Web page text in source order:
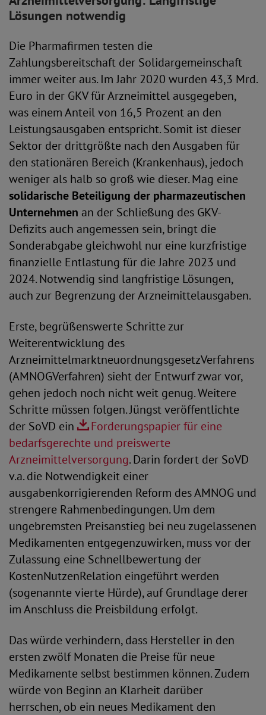
Lösungen notwendig
Die Pharmafirmen testen die
Zahlungsbereitschaft der Solidargemeinschaft
immer weiter aus. Im Jahr 2020 wurden 43,3 Mrd.
Euro in der GKV für Arzneimittel ausgegeben,
was einem Anteil von 16,5 Prozent an den
Leistungsausgaben entspricht. Somit ist dieser
Sektor der drittgrößte nach den Ausgaben für
den stationären Bereich (Krankenhaus), jedoch
weniger als halb so groß wie dieser. Mag eine
solidarische Beteiligung der pharmazeutischen
Unternehmen an der Schließung des GKV-
Defizits auch angemessen sein, bringt die
Sonderabgabe gleichwohl nur eine kurzfristige
finanzielle Entlastung für die Jahre 2023 und
2024. Notwendig sind langfristige Lösungen,
auch zur Begrenzung der Arzneimittelausgaben.
Erste, begrüßenswerte Schritte zur
Weiterentwicklung des
ArzneimittelmarktneuordnungsgesetzVerfahrens
(AMNOGVerfahren) sieht der Entwurf zwar vor,
gehen jedoch noch nicht weit genug. Weitere
Schritte müssen folgen. Jüngst veröffentlichte
der SoVD ein
Forderungspapier für eine
bedarfsgerechte und preiswerte
Arzneimittelversorgung. Darin fordert der SoVD
v.a. die Notwendigkeit einer
ausgabenkorrigierenden Reform des AMNOG und
strengere Rahmenbedingungen. Um dem
ungebremsten Preisanstieg bei neu zugelassenen
Medikamenten entgegenzuwirken, muss vor der
Zulassung eine Schnellbewertung der
KostenNutzenRelation eingeführt werden
(sogenannte vierte Hürde), auf Grundlage derer
im Anschluss die Preisbildung erfolgt.
Das würde verhindern, dass Hersteller in den
ersten zwölf Monaten die Preise für neue
Medikamente selbst bestimmen können. Zudem
würde von Beginn an Klarheit darüber
herrschen, ob ein neues Medikament den